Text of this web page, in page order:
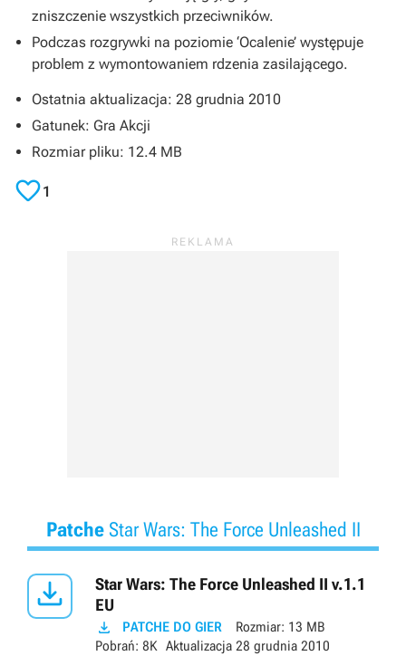
zniszczenie wszystkich przeciwników.
Podczas rozgrywki na poziomie ‘Ocalenie’ występuje
problem z wymontowaniem rdzenia zasilającego.
Ostatnia aktualizacja: 28 grudnia 2010
Gatunek: Gra Akcji
Rozmiar pliku: 12.4 MB
1
PatcheStar Wars: The Force Unleashed II

Star Wars: The Force Unleashed II v.1.1
EU
 PATCHE DO GIER Rozmiar: 13 MB
Pobrań: 8K Aktualizacja 28 grudnia 2010